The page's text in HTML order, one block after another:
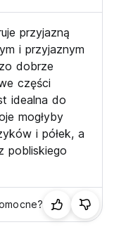
przyjazną
i przyjaznym
dobrze
części
idealna do
mogłyby
i półek, a
pobliskiego